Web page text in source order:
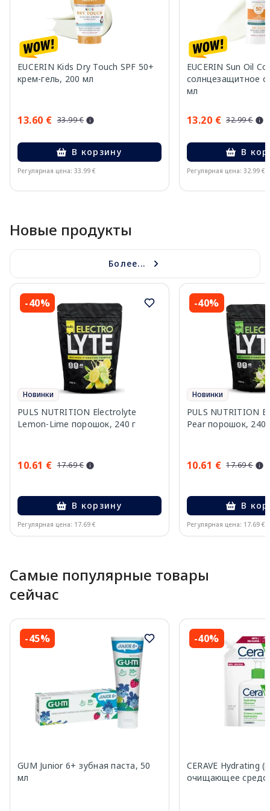
EUCERIN Kids Dry Touch SPF 50+
крем-гель, 200 мл
13.60 € 33.99 €
В корзину
Регулярная цена: 33.99 €
EUCERIN Sun Oil
солнцезащитное
мл
13.20 € 32.99 €
В
Регулярная цена: 32.99 €
Новые продукты
Более...
-40%
Новинки
PULS NUTRITION Electrolyte
Lemon-Lime порошок, 240 г
10.61 € 17.69 €
В корзину
Регулярная цена: 17.69 €
-40%
Новинки
PULS NUTRITION
Pear порошок, 240
10.61 € 17.69 €
В
Регулярная цена: 17.69 €
Самые популярные товары
сейчас
-45%
GUM Junior 6+ зубная паста, 50
мл
-40%
CERAVE Hydrating
очищающее